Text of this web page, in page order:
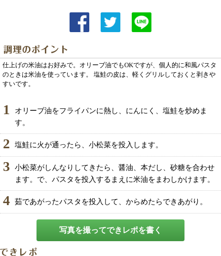
仕上げの米油はお好みで。オリーブ油でもOKですが、個人的に和風パスタ
のときは米油を使っています。 塩鮭の皮は、軽くグリルしておくと剥きや
すいです。
1
オリーブ油をフライパンに熱し、にんにく、塩鮭を炒めま
す。
2 塩鮭に火が通ったら、小松菜を投入します。
3
小松菜がしんなりしてきたら、醤油、本だし、砂糖を合わせ
ます。で、パスタを投入するまえに米油をまわしかけます。
4 茹であがったパスタを投入して、からめたらできあがり。
写真を撮ってできレポを書く